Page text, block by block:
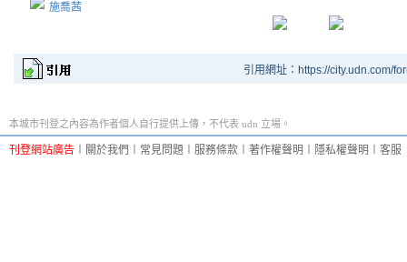
施喬茜
引用網址：https://city.udn.com/
本城市刊登之內容為作者個人自行提供上傳，不代表 udn 立場。
刊登網站廣告 關於我們 常見問題 服務條款 著作權聲明 隱私權聲明 客服